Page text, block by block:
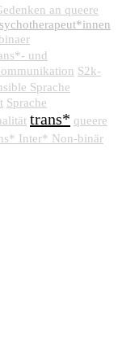
an queere
und
S2k-
Sprache
Sprache
trans* queere
Inter* Non-binär